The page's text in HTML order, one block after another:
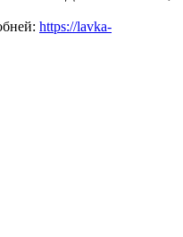
https://lavka-